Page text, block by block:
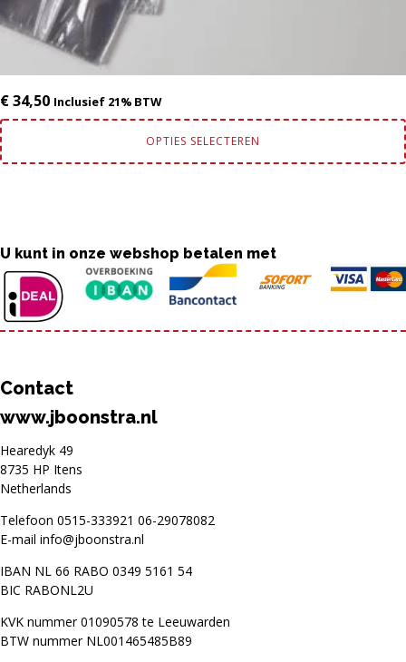
€34,50 Inclusief 21% BTW
OPTIES SELECTEREN
U kunt in onze webshop betalen met
Contact
www.jboonstra.nl
Hearedyk 49
8735 HP Itens
Netherlands
Telefoon 0515-333921 06-29078082
E-mail info@jboonstra.nl
IBAN NL 66 RABO 0349 5161 54
BIC RABONL2U
KVK nummer 01090578 te Leeuwarden
BTW nummer NL001465485B89